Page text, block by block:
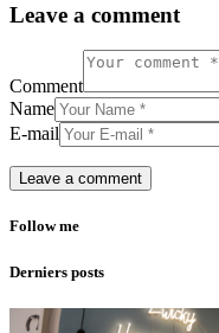
Leave a comment
Comment
Name
E-mail
Follow me
Derniers posts